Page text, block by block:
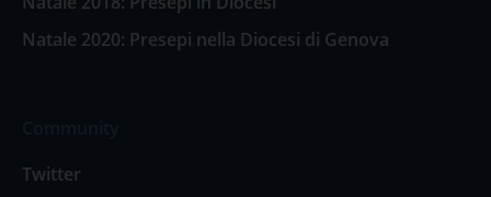
Natale 2020: Presepi nella Diocesi di Genova
Twitter